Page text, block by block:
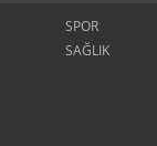
SPOR
SAĞLIK